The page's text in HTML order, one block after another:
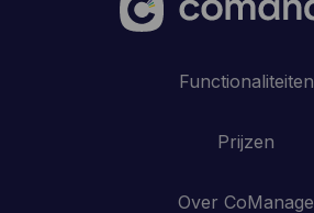
Functionaliteiten
Prijzen
Over CoManage